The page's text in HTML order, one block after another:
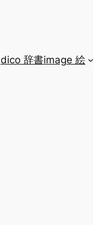
dico 辞書image 絵